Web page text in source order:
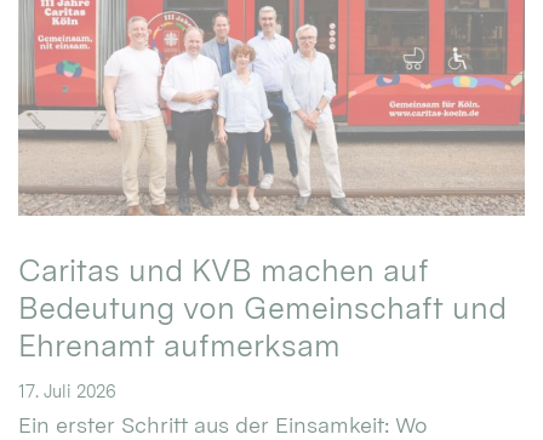
Caritas und KVB machen auf
Bedeutung von Gemeinschaft und
Ehrenamt aufmerksam
17. Juli 2026
Ein erster Schritt aus der Einsamkeit: Wo